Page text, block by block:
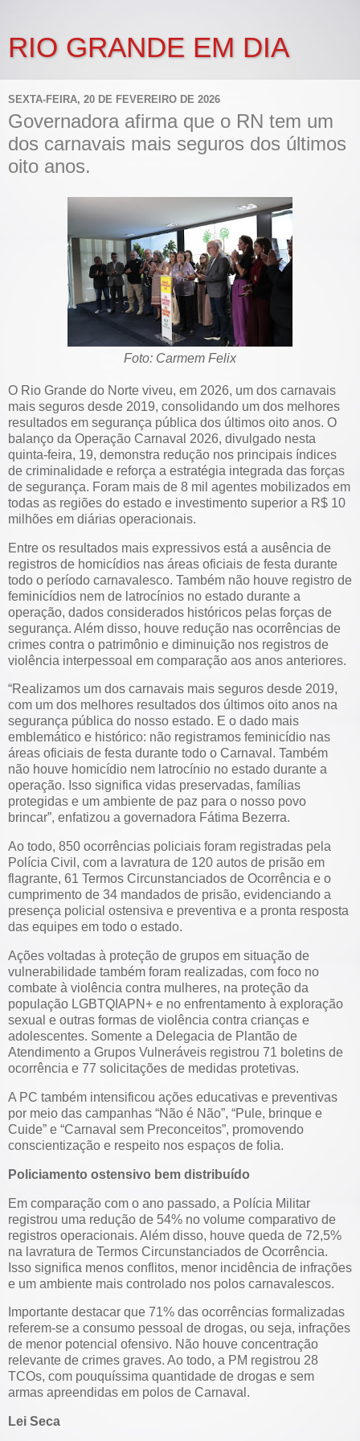
RIO GRANDE EM DIA
SEXTA-FEIRA, 20 DE FEVEREIRO DE 2026
Governadora afirma que o RN tem um
dos carnavais mais seguros dos últimos
oito anos.
Foto: Carmem Felix
O Rio Grande do Norte viveu, em 2026, um dos carnavais
mais seguros desde 2019, consolidando um dos melhores
resultados em segurança pública dos últimos oito anos. O
balanço da Operação Carnaval 2026, divulgado nesta
quinta-feira, 19, demonstra redução nos principais índices
de criminalidade e reforça a estratégia integrada das forças
de segurança. Foram mais de 8 mil agentes mobilizados em
todas as regiões do estado e investimento superior a R$ 10
milhões em diárias operacionais.
Entre os resultados mais expressivos está a ausência de
registros de homicídios nas áreas oficiais de festa durante
todo o período carnavalesco. Também não houve registro de
feminicídios nem de latrocínios no estado durante a
operação, dados considerados históricos pelas forças de
segurança. Além disso, houve redução nas ocorrências de
crimes contra o patrimônio e diminuição nos registros de
violência interpessoal em comparação aos anos anteriores.
“Realizamos um dos carnavais mais seguros desde 2019,
com um dos melhores resultados dos últimos oito anos na
segurança pública do nosso estado. E o dado mais
emblemático e histórico: não registramos feminicídio nas
áreas oficiais de festa durante todo o Carnaval. Também
não houve homicídio nem latrocínio no estado durante a
operação. Isso significa vidas preservadas, famílias
protegidas e um ambiente de paz para o nosso povo
brincar”, enfatizou a governadora Fátima Bezerra.
Ao todo, 850 ocorrências policiais foram registradas pela
Polícia Civil, com a lavratura de 120 autos de prisão em
flagrante, 61 Termos Circunstanciados de Ocorrência e o
cumprimento de 34 mandados de prisão, evidenciando a
presença policial ostensiva e preventiva e a pronta resposta
das equipes em todo o estado.
Ações voltadas à proteção de grupos em situação de
vulnerabilidade também foram realizadas, com foco no
combate à violência contra mulheres, na proteção da
população LGBTQIAPN+ e no enfrentamento à exploração
sexual e outras formas de violência contra crianças e
adolescentes. Somente a Delegacia de Plantão de
Atendimento a Grupos Vulneráveis registrou 71 boletins de
ocorrência e 77 solicitações de medidas protetivas.
A PC também intensificou ações educativas e preventivas
por meio das campanhas “Não é Não”, “Pule, brinque e
Cuide” e “Carnaval sem Preconceitos”, promovendo
conscientização e respeito nos espaços de folia.
Policiamento ostensivo bem distribuído
Em comparação com o ano passado, a Polícia Militar
registrou uma redução de 54% no volume comparativo de
registros operacionais. Além disso, houve queda de 72,5%
na lavratura de Termos Circunstanciados de Ocorrência.
Isso significa menos conflitos, menor incidência de infrações
e um ambiente mais controlado nos polos carnavalescos.
Importante destacar que 71% das ocorrências formalizadas
referem-se a consumo pessoal de drogas, ou seja, infrações
de menor potencial ofensivo. Não houve concentração
relevante de crimes graves. Ao todo, a PM registrou 28
TCOs, com pouquíssima quantidade de drogas e sem
armas apreendidas em polos de Carnaval.
Lei Seca